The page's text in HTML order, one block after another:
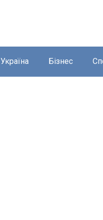
Україна Бізнес